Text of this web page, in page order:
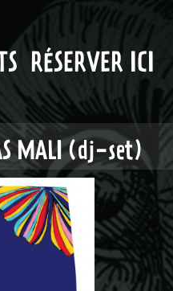
RÉSERVER ICI
MALI (dj-set)